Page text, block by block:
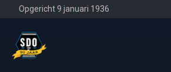
Opgericht 9 januari 1936